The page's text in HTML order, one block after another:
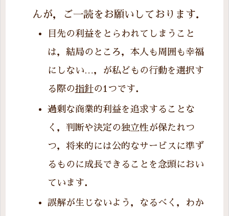
んが，ご一読をお願いしております．
目先の利益をとらわれてしまうこと
は，結局のところ，本人も周囲も幸福
にしない…，が私どもの行動を選択す
る際の指針の1つです．
過剰な商業的利益を追求することな
く，判断や決定の独立性が保たれつ
つ，将来的には公的なサービスに準ず
るものに成長できることを念頭におい
ています．
誤解が生じないよう，なるべく，わか